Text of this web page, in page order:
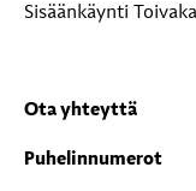
Sisäänkäynti
Ota yhteyttä
Puhelinnumerot